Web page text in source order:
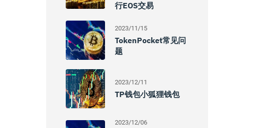
行EOS交易
2023/11/15
TokenPocket常见问
题
2023/12/11
TP钱包小狐狸钱包
2023/12/06